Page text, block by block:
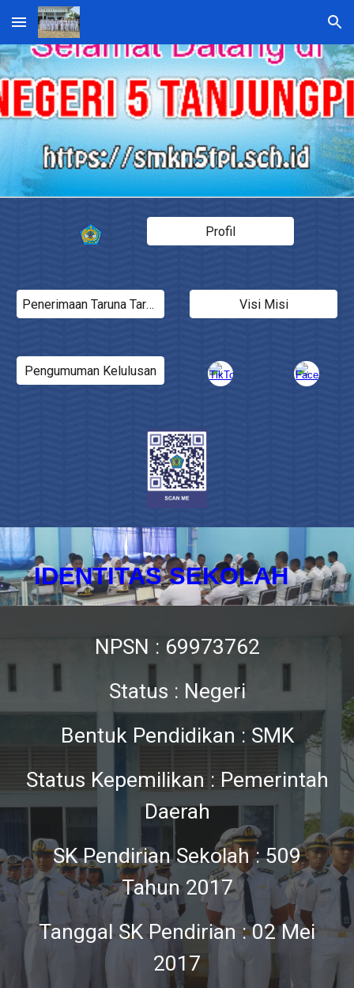
Skip to main content Skip to navigation
Profil
Penerimaan Taruna Taruni Baru Visi Misi
Pengumuman Kelulusan
IDENTITAS SEKOLAH
NPSN : 69973762
Status : Negeri
Bentuk Pendidikan : SMK
Status Kepemilikan : Pemerintah
Daerah
SK Pendirian Sekolah : 509
Tahun 2017
Tanggal SK Pendirian : 02 Mei
2017